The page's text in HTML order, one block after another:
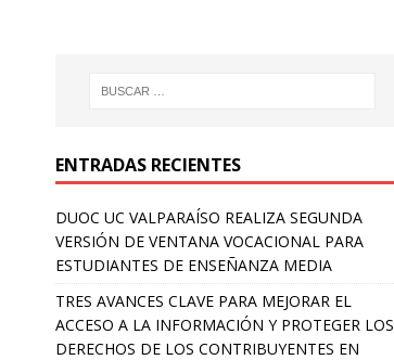
ENTRADAS RECIENTES
DUOC UC VALPARAÍSO REALIZA SEGUNDA
VERSIÓN DE VENTANA VOCACIONAL PARA
ESTUDIANTES DE ENSEÑANZA MEDIA
TRES AVANCES CLAVE PARA MEJORAR EL
ACCESO A LA INFORMACIÓN Y PROTEGER LOS
DERECHOS DE LOS CONTRIBUYENTES EN